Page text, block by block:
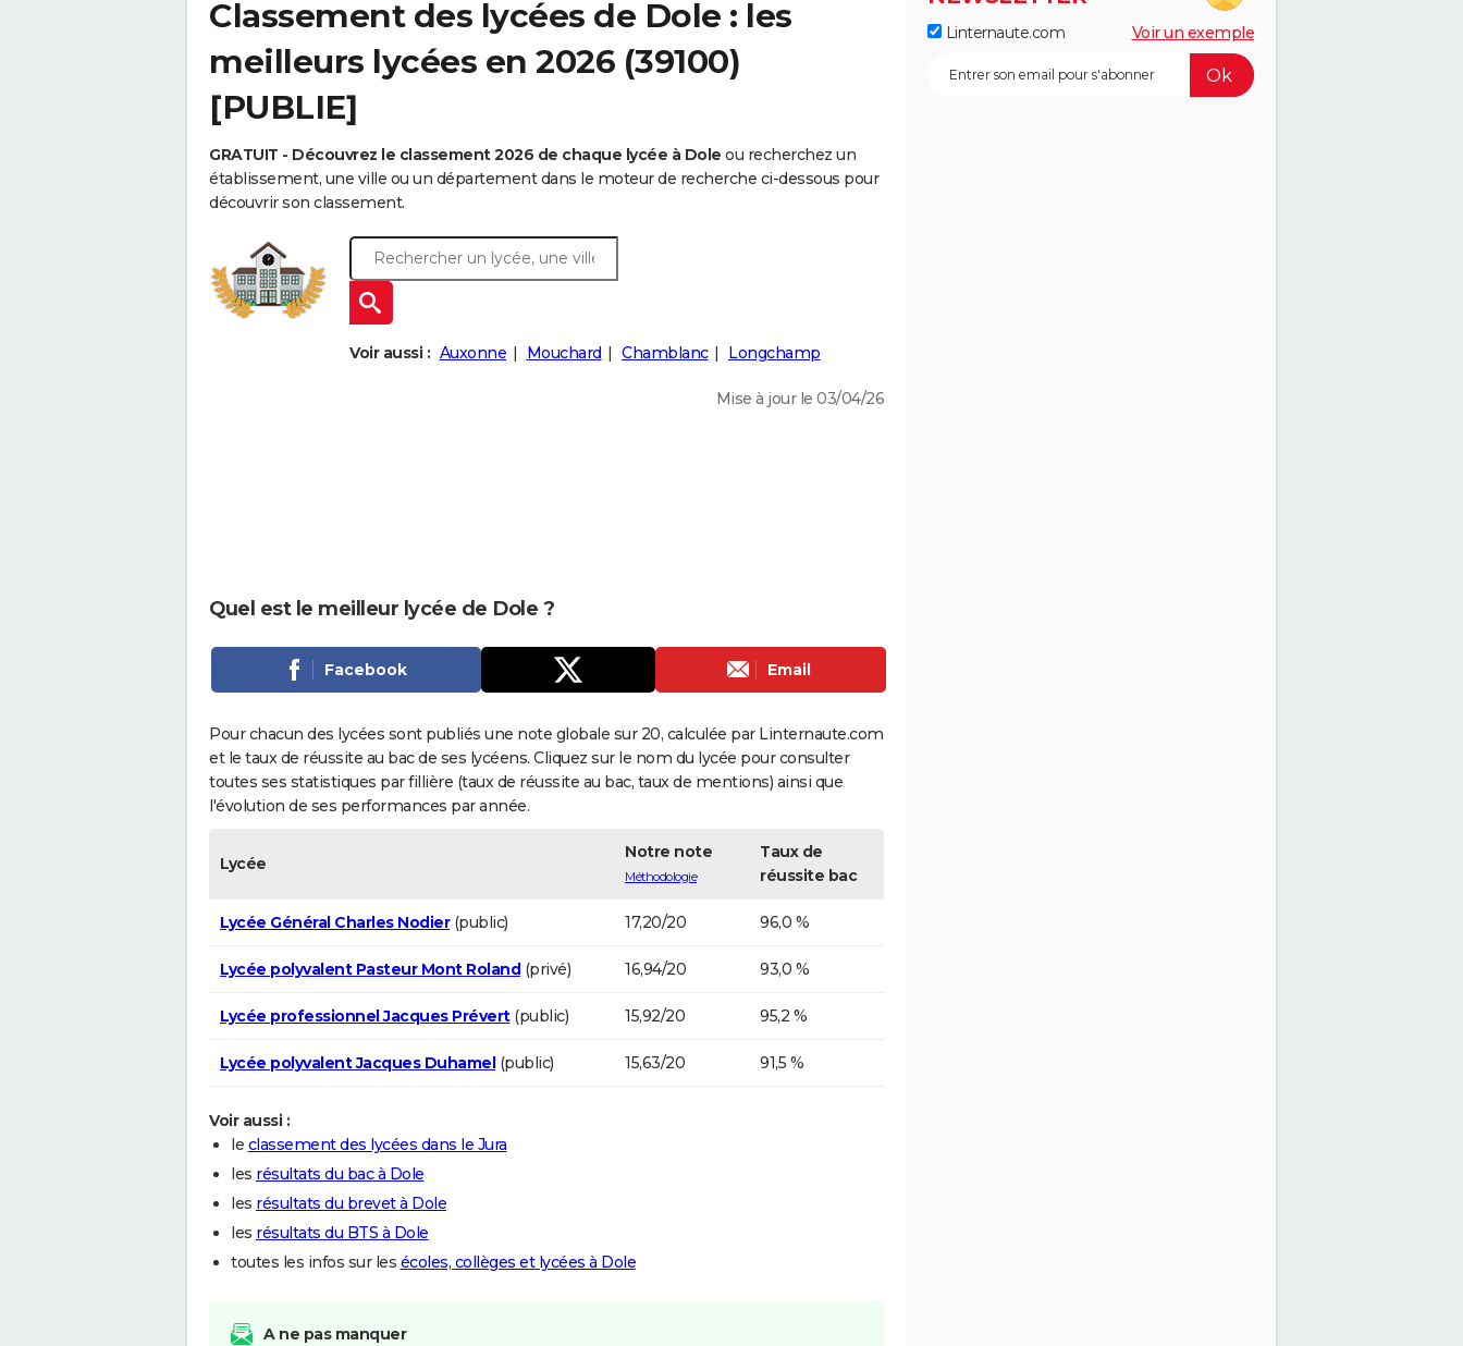
Classement des lycées de Dole : les
meilleurs lycées en 2026 (39100)
[PUBLIE]
GRATUIT - Découvrez le classement 2026 de chaque lycée à Dole ou recherchez un
établissement, une ville ou un département dans le moteur de recherche ci-dessous pour
découvrir son classement.
Voir aussi : Auxonne Mouchard Chamblanc Longchamp
Mise à jour le 03/04/26
Quel est le meilleur lycée de Dole ?
Facebook Email
Pour chacun des lycées sont publiés une note globale sur 20, calculée par Linternaute.com
et le taux de réussite au bac de ses lycéens. Cliquez sur le nom du lycée pour consulter
toutes ses statistiques par fillière (taux de réussite au bac, taux de mentions) ainsi que
l'évolution de ses performances par année.
Lycée
Notre note
Méthodologie
Taux de
réussite bac
Lycée Général Charles Nodier(public) 17,20/20 96,0 %
Lycée polyvalent Pasteur Mont Roland(privé) 16,94/20 93,0 %
Lycée professionnel Jacques Prévert(public) 15,92/20 95,2 %
Lycée polyvalent Jacques Duhamel(public) 15,63/20 91,5 %
Voir aussi :
le classement des lycées dans le Jura
les résultats du bac à Dole
les résultats du brevet à Dole
les résultats du BTS à Dole
toutes les infos sur les écoles, collèges et lycées à Dole
A ne pas manquer
Linternaute.com Voir un exemple